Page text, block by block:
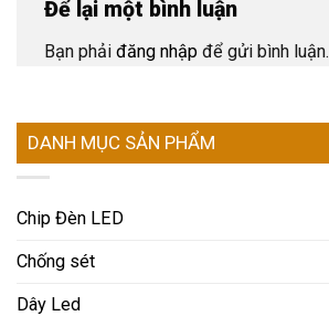
Để lại một bình luận
Bạn phải đăng nhập để gửi bình luận.
DANH MỤC SẢN PHẨM
Chip Đèn LED
Chống sét
Dây Led